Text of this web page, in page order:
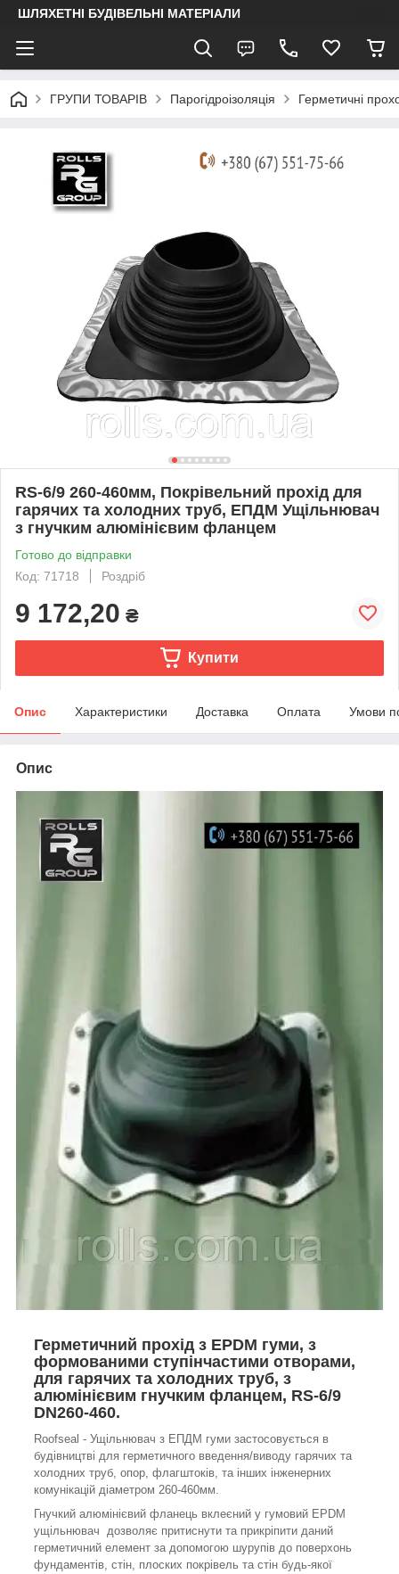
ШЛЯХЕТНІ БУДІВЕЛЬНІ МАТЕРІАЛИ
ГРУПИ ТОВАРІВ Парогідроізоляція Герметичні
RS-6/9 260-460мм, Покрівельний прохід для
гарячих та холодних труб, ЕПДМ Ущільнювач
з гнучким алюмінієвим фланцем
Готово до відправки
Код: 71718
Роздріб
9 172,20 ₴
Купити
Опис Характеристики Доставка Оплата Умови
Опис
Герметичний прохід з EPDM гуми, з
формованими ступінчастими отворами,
для гарячих та холодних труб, з
алюмінієвим гнучким фланцем, RS-6/9
DN260-460.
Roofseal - Ущільнювач з ЕПДМ гуми застосовується в
будівництві для герметичного введення/виводу гарячих та
холодних труб, опор, флагштоків, та інших інженерних
комунікацій діаметром 260-460мм.
Гнучкий алюмінієвий фланець вклеєний у гумовий EPDM
ущільнювач дозволяє притиснути та прикріпити даний
герметичний елемент за допомогою шурупів до поверхонь
фундаментів, стін, плоских покрівель та стін будь-якої